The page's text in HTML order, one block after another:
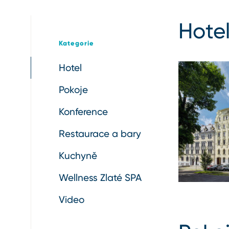
Kategorie
Hotel
Pokoje
Konference
Restaurace a bary
Kuchyně
Wellness Zlaté SPA
Video